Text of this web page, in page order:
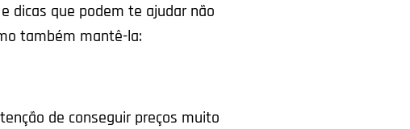
dicas que podem te ajudar não
também mantê-la:
de conseguir preços muito